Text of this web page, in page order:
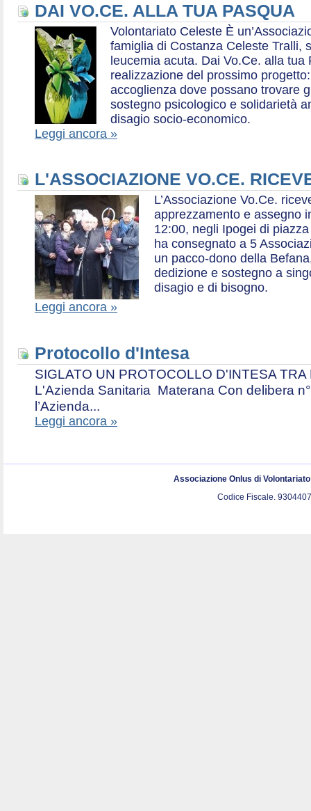
DAI VO.CE. ALLA TUA PASQUA
Volontariato Celeste È
famiglia di Costanza Celeste Tralli,
leucemia acuta. Dai Vo.Ce. alla tua
realizzazione del prossimo
accoglienza dove possano trovare
sostegno psicologico e solidarietà
disagio socio-economico.
Leggi ancora »
L'ASSOCIAZIONE VO.CE.
L’Associazione Vo.Ce.
apprezzamento e assegno
12:00, negli Ipogei di
ha consegnato a 5
un pacco-dono della
dedizione e sostegno a
disagio e di bisogno.
Leggi ancora »
Protocollo d'Intesa
SIGLATO UN PROTOCOLLO D'INTESA
L'Azienda Sanitaria Materana Con delibera
l’Azienda...
Leggi ancora »
Associazione Onlus di
Codice Fiscale.